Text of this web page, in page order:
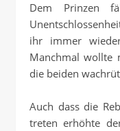
Dem Prinzen
ihr immer
Manchmal wollte
die beiden
Auch dass die
treten erhöhte